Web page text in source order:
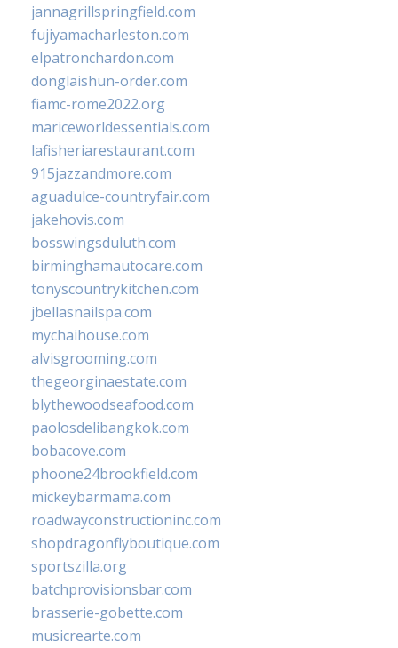
jannagrillspringfield.com
fujiyamacharleston.com
elpatronchardon.com
donglaishun-order.com
fiamc-rome2022.org
mariceworldessentials.com
lafisheriarestaurant.com
915jazzandmore.com
aguadulce-countryfair.com
jakehovis.com
bosswingsduluth.com
birminghamautocare.com
tonyscountrykitchen.com
jbellasnailspa.com
mychaihouse.com
alvisgrooming.com
thegeorginaestate.com
blythewoodseafood.com
paolosdelibangkok.com
bobacove.com
phoone24brookfield.com
mickeybarmama.com
roadwayconstructioninc.com
shopdragonflyboutique.com
sportszilla.org
batchprovisionsbar.com
brasserie-gobette.com
musicrearte.com